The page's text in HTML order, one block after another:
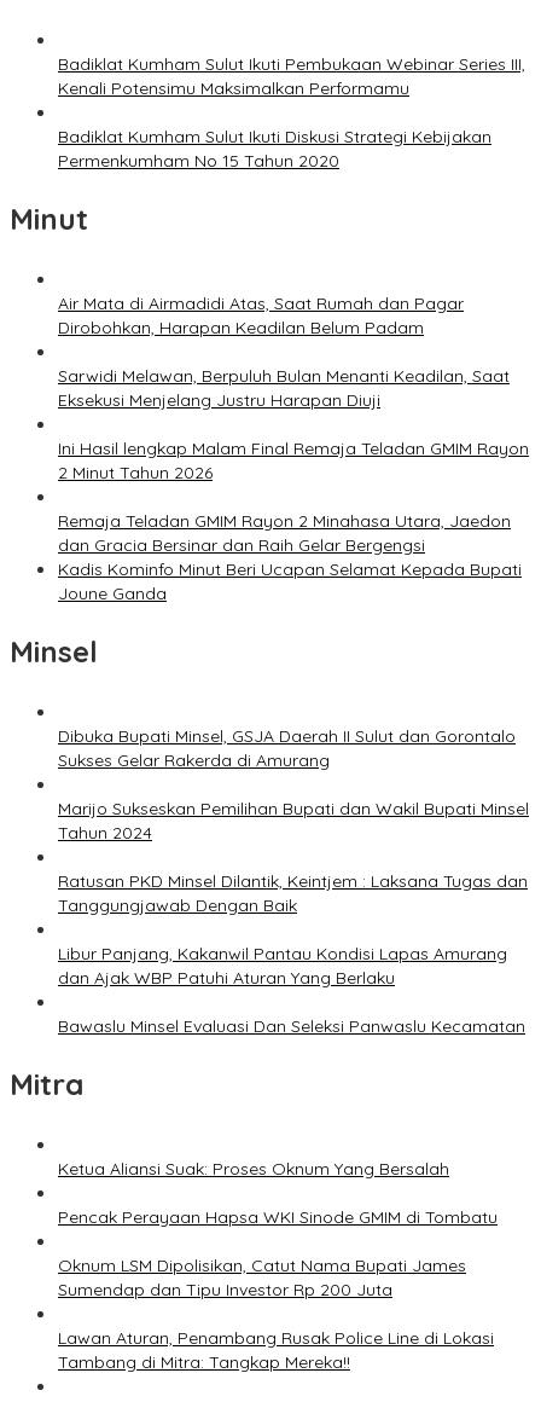
Badiklat Kumham Sulut Ikuti Pembukaan Webinar Series III,
Kenali Potensimu Maksimalkan Performamu
Badiklat Kumham Sulut Ikuti Diskusi Strategi Kebijakan
Permenkumham No 15 Tahun 2020
Minut
Air Mata di Airmadidi Atas, Saat Rumah dan Pagar
Dirobohkan, Harapan Keadilan Belum Padam
Sarwidi Melawan, Berpuluh Bulan Menanti Keadilan, Saat
Eksekusi Menjelang Justru Harapan Diuji
Ini Hasil lengkap Malam Final Remaja Teladan GMIM Rayon
2 Minut Tahun 2026
Remaja Teladan GMIM Rayon 2 Minahasa Utara, Jaedon
dan Gracia Bersinar dan Raih Gelar Bergengsi
Kadis Kominfo Minut Beri Ucapan Selamat Kepada Bupati
Joune Ganda
Minsel
Dibuka Bupati Minsel, GSJA Daerah II Sulut dan Gorontalo
Sukses Gelar Rakerda di Amurang
Marijo Sukseskan Pemilihan Bupati dan Wakil Bupati Minsel
Tahun 2024
Ratusan PKD Minsel Dilantik, Keintjem : Laksana Tugas dan
Tanggungjawab Dengan Baik
Libur Panjang, Kakanwil Pantau Kondisi Lapas Amurang
dan Ajak WBP Patuhi Aturan Yang Berlaku
Bawaslu Minsel Evaluasi Dan Seleksi Panwaslu Kecamatan
Mitra
Ketua Aliansi Suak: Proses Oknum Yang Bersalah
Pencak Perayaan Hapsa WKI Sinode GMIM di Tombatu
Oknum LSM Dipolisikan, Catut Nama Bupati James
Sumendap dan Tipu Investor Rp 200 Juta
Lawan Aturan, Penambang Rusak Police Line di Lokasi
Tambang di Mitra: Tangkap Mereka!!